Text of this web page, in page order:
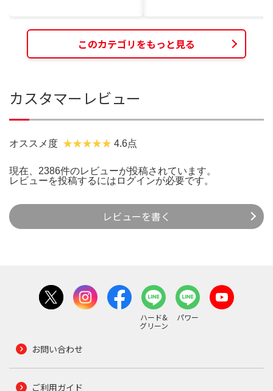
このカテゴリをもっと見る
カスタマーレビュー
オススメ度 4.6点
現在、2386件のレビューが投稿されています。
レビューを投稿するには ログインが必要です。
レビューを書く
ハード&
グリーン
パワー
お問い合わせ
ご利用ガイド